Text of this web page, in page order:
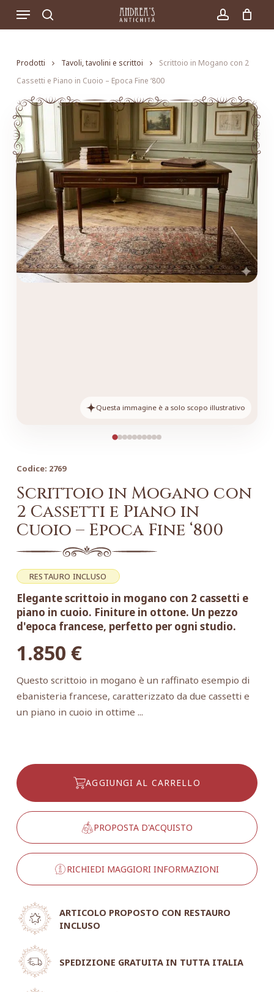
search account
Menu
Prodotti Tavoli, tavolini e scrittoi
Scrittoio in Mogano con 2
Cassetti e Piano in Cuoio – Epoca Fine ‘800
Questa immagine è a solo scopo illustrativo
Codice: 2769
Scrittoio in Mogano con
2 Cassetti e Piano in
Cuoio – Epoca Fine ‘800
RESTAURO INCLUSO
Elegante scrittoio in mogano con 2 cassetti e
piano in cuoio. Finiture in ottone. Un pezzo
d'epoca francese, perfetto per ogni studio.
1.850 €
Questo scrittoio in mogano è un raffinato esempio di
ebanisteria francese, caratterizzato da due cassetti e
un piano in cuoio in ottime ...
AGGIUNGI AL CARRELLO
PROPOSTA D'ACQUISTO
RICHIEDI MAGGIORI INFORMAZIONI
ARTICOLO PROPOSTO CON RESTAURO
INCLUSO
SPEDIZIONE GRATUITA IN TUTTA ITALIA